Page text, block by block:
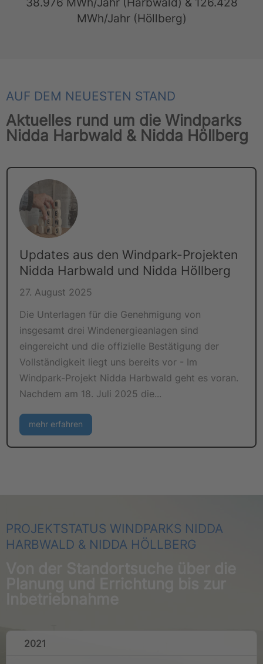
MWh/Jahr (Höllberg)
AUF DEM NEUESTEN STAND
Aktuelles rund um die Windparks
Nidda Harbwald & Nidda Höllberg
Updates aus den Windpark-Projekten
Nidda Harbwald und Nidda Höllberg
27. August 2025
Die Unterlagen für die Genehmigung von
insgesamt drei Windenergieanlagen sind
eingereicht und die offizielle Bestätigung der
Vollständigkeit liegt uns bereits vor - Im
Windpark-Projekt Nidda Harbwald geht es voran.
Nachdem am 18. Juli 2025 die...
mehr erfahren
PROJEKTSTATUS WINDPARKS NIDDA
HARBWALD & NIDDA HÖLLBERG
2021